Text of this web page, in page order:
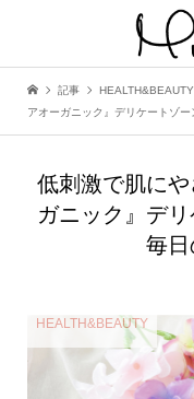
記事 HEALTH&BEAUTY
アオーガニック』デリケートゾ
低刺激で肌に
ガニック』デ
毎
HEALTH&BEAUTY